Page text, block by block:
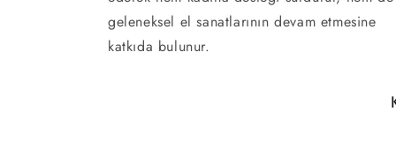
geleneksel el sanatlarının devam etmesine
katkıda bulunur.